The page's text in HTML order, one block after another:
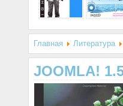
Главная Литература
JOOMLA!